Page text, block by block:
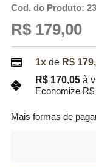
Cod. do Produto:
R$ 179,00
1xde R$
R$ 170,05 à
Economize R$
Mais formas de